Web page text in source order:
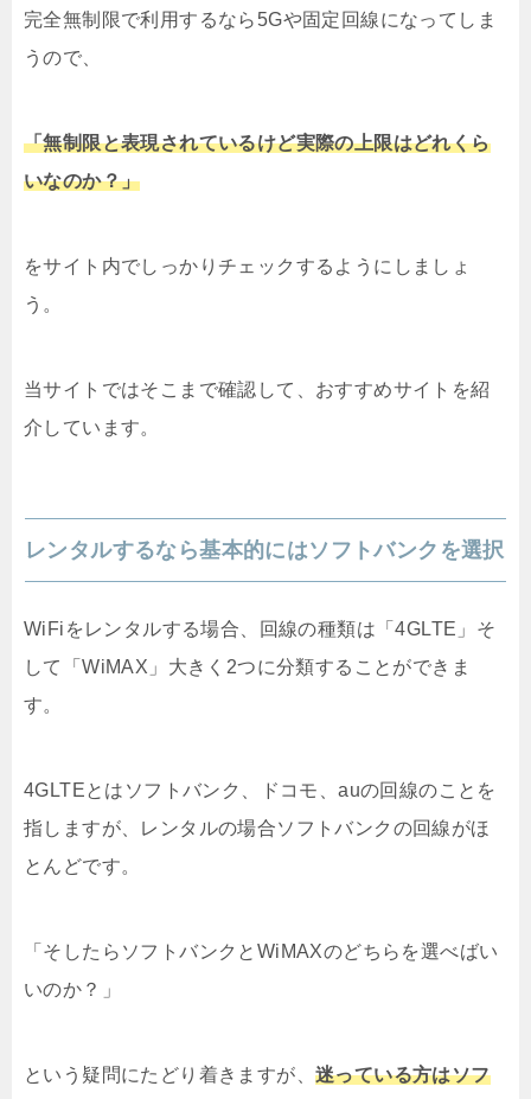
完全無制限で利用するなら5Gや固定回線になってしま
うので、
「無制限と表現されているけど実際の上限はどれくら
いなのか？」
をサイト内でしっかりチェックするようにしましょ
う。
当サイトではそこまで確認して、おすすめサイトを紹
介しています。
レンタルするなら基本的にはソフトバンクを選択
WiFiをレンタルする場合、回線の種類は「4GLTE」そ
して「WiMAX」大きく2つに分類することができま
す。
4GLTEとはソフトバンク、ドコモ、auの回線のことを
指しますが、レンタルの場合ソフトバンクの回線がほ
とんどです。
「そしたらソフトバンクとWiMAXのどちらを選べばい
いのか？」
という疑問にたどり着きますが、 迷っている方はソフ